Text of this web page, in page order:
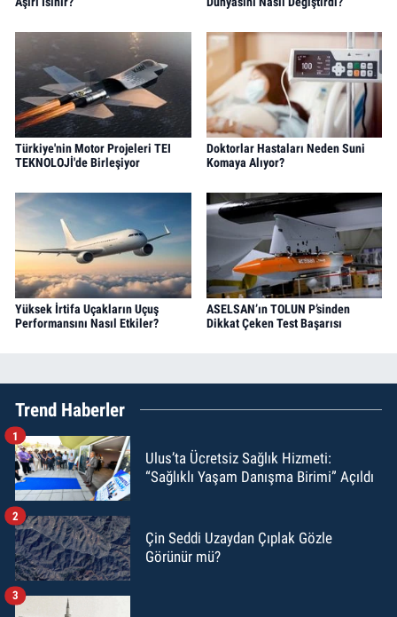
Türkiye'nin Motor Projeleri TEI
TEKNOLOJİ'de Birleşiyor
Doktorlar Hastaları Neden Suni
Komaya Alıyor?
Yüksek İrtifa Uçakların Uçuş
Performansını Nasıl Etkiler?
ASELSAN’ın TOLUN P’sinden
Dikkat Çeken Test Başarısı
Trend Haberler
Ulus’ta Ücretsiz Sağlık Hizmeti:
“Sağlıklı Yaşam Danışma Birimi” Açıldı
1
Çin Seddi Uzaydan Çıplak Gözle
Görünür mü?
2
3